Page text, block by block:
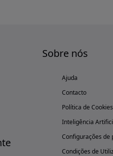
Sobre nós
Ajuda
Contacto
Política de Cookies
Inteligência
Configurações de
Condições de